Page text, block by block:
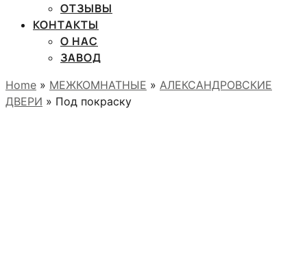
ОТЗЫВЫ
КОНТАКТЫ
О НАС
ЗАВОД
Home » МЕЖКОМНАТНЫЕ » АЛЕКСАНДРОВСКИЕ
ДВЕРИ » Под покраску